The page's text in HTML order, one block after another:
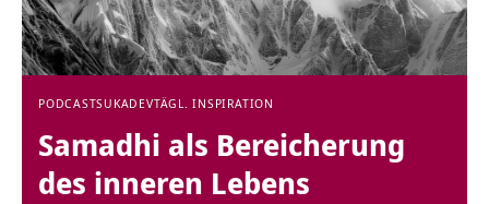
PODCASTSUKADEVTÄGL. INSPIRATION
Samadhi als Bereicherung
des inneren Lebens